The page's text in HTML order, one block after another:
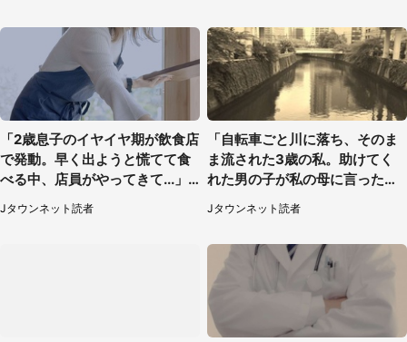
「2歳息子のイヤイヤ期が飲食店
で発動。早く出ようと慌てて食
べる中、店員がやってきて...」
（岡山県・40代女性）
Jタウンネット読者
「自転車ごと川に落ち、そのま
ま流された3歳の私。助けてく
れた男の子が私の母に言ったの
は...」（千葉県・20代女性）
Jタウンネット読者